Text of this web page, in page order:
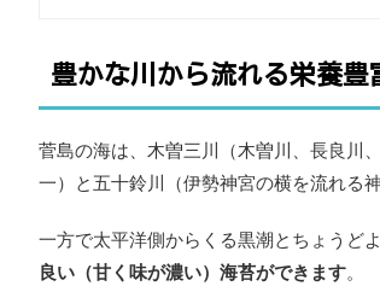
豊かな川から流れる栄養
菅島の海は、木曽三川（木曽川、長良川
一）と五十鈴川（伊勢神宮の横を流れる
一方で太平洋側からくる黒潮とちょうど
良い（甘く味が濃い）海苔ができます。